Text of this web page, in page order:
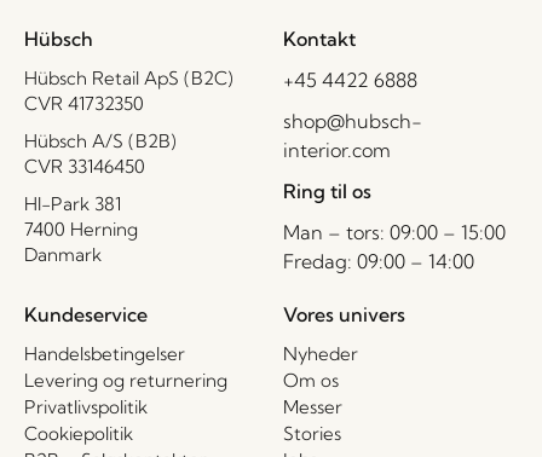
Hübsch
Hübsch Retail ApS (B2C)
CVR 41732350
Hübsch A/S (B2B)
CVR 33146450
HI-Park 381
7400 Herning
Danmark
Kontakt
+45 4422 6888
shop@hubsch-
interior.com
Ring til os
Man – tors: 09:00 – 15:00
Fredag: 09:00 – 14:00
Kundeservice
Handelsbetingelser
Levering og returnering
Privatlivspolitik
Cookiepolitik
Vores univers
Nyheder
Om os
Messer
Stories